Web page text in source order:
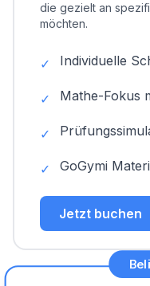
die gezielt an
möchten.
✓ Individuelle
✓ Mathe-Fokus
✓
✓ GoGymi
Jetzt buchen